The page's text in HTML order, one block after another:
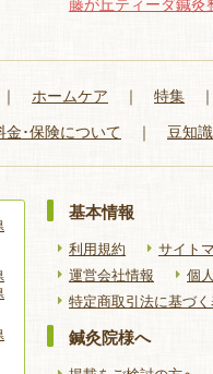
ホームケア ｜ 特集
金･保険について ｜ 豆知
基本情報
利用規約
サイト
運営会社情報
個
特定商取引法に基づ
鍼灸院様へ